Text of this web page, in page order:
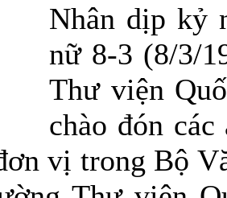
Nhân dịp kỷ
nữ 8-3 (8/3/
Thư viện
chào đón
vị trong Bộ